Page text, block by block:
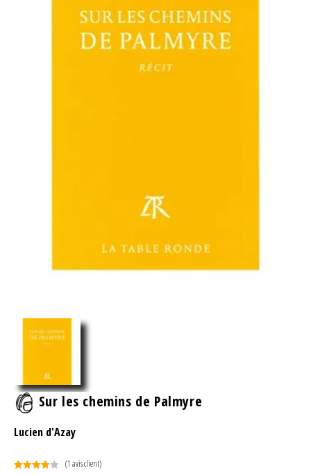
Sur les chemins de Palmyre
Lucien d'Azay
(1 avis client)